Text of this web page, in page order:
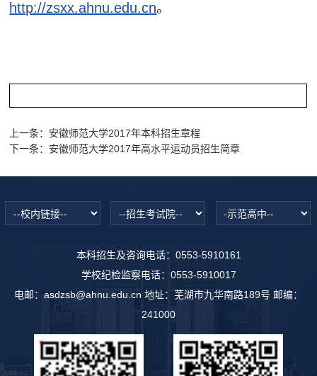
http://zsxx.ahnu.edu.cn。
上一条： 安徽师范大学2017年本科招生章程
下一条： 安徽师范大学2017年高水平运动员招生简章
本科招生及咨询电话：0553-5910161
学校纪检监察电话：0553-5910017
电邮：asdzsb@ahnu.edu.cn 地址：芜湖市九华南路189号 邮编：
241000